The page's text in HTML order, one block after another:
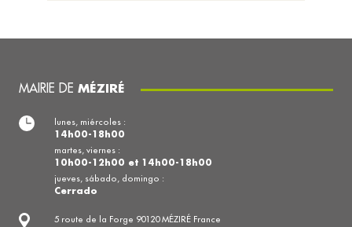
MAIRIE DE MÉZIRÉ
5 route de la Forge 90120 MÉZIRÉ France
lunes, miércoles :
14h00-18h00
martes, viernes :
10h00-12h00 et 14h00-18h00
jueves, sábado, domingo :
Cerrado